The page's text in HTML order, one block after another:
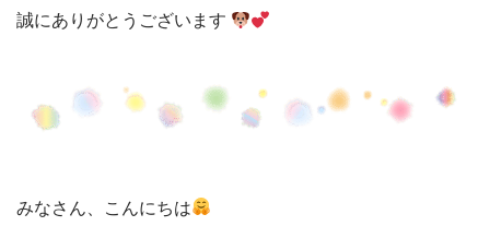
誠にありがとうございます
みなさん、こんにちは